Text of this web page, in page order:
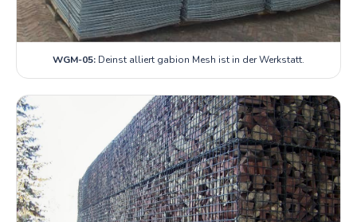
WGM-05: Deinst alliert gabion Mesh ist in der Werkstatt.